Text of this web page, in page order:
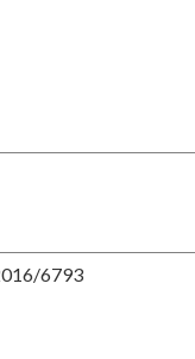
6793